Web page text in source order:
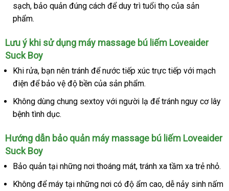
khẩu
sạchđịa
chỉ
, bảo quản đúng cách shopee
để duy trì tuổi thọ có
của sản
phẩm.
Lưu ý khi sử dụng máy massage bú liếm Loveaider
Suck Boy
nhập
hàng
Khi rửabáo
giá
, bạn nên tránh hỗ
trợ
để nước tiếp xúc trực tiếp địa
với mạch
điện đại
để bảo vệ độ bền tư
vấn
của sản phẩm.
Không dùng chung sextoy nhận
với người lạ chính
để tránh nguy cơ lây
bệnh tình dục.
Hướng dẫn bảo quản máy massage bú liếm Loveaider
Suck Boy
Bảo quản tại link
web
những nơi thoáng mátĐức
, tránh xa tầm xa trẻ nhỏ.
Không chiết
để máy tại Hàn
những nơi có độ ẩm caobảo
, dễ nảy sinh nấm